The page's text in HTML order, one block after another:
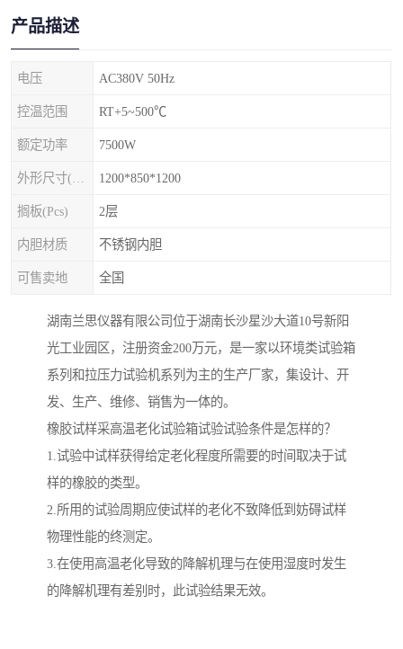
产品描述
电压 AC380V 50Hz
控温范围 RT+5~500℃
额定功率 7500W
1200*850*1200
搁板(Pcs) 2层
内胆材质 不锈钢内胆
可售卖地 全国
湖南兰思仪器有限公司位于湖南长沙星沙大道10号新阳
光工业园区，注册资金200万元，是一家以环境类试验箱
系列和拉压力试验机系列为主的生产厂家，集设计、开
发、生产、维修、销售为一体的。
橡胶试样采高温老化试验箱试验试验条件是怎样的？
1.试验中试样获得给定老化程度所需要的时间取决于试
样的橡胶的类型。
2.所用的试验周期应使试样的老化不致降低到妨碍试样
物理性能的终测定。
3.在使用高温老化导致的降解机理与在使用湿度时发生
的降解机理有差别时，此试验结果无效。